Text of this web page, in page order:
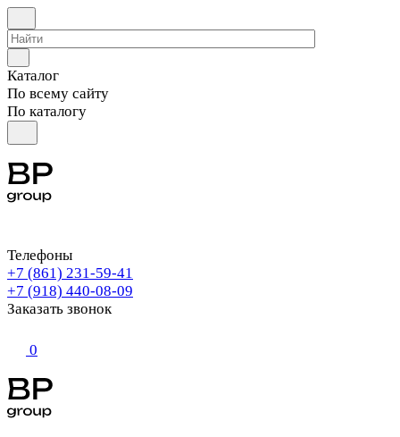
Каталог
По всему сайту
По каталогу
Телефоны
+7 (861) 231-59-41
+7 (918) 440-08-09
Заказать звонок
0